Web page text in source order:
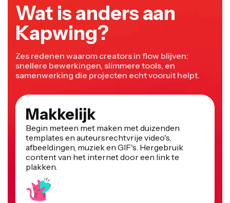
Wat is anders aan
Kapwing?
Zes redenen waarom creators in flow blijven:
snellere bewerkingen, slimmere tools, en
samenwerking die projecten echt vooruit helpt.
Makkelijk
Begin meteen met maken met duizenden
templates en auteursrechtvrije video's,
afbeeldingen, muziek en GIF's. Hergebruik
content van het internet door een link te
plakken.